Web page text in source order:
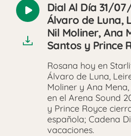
Reproducir
audio
Dial Al Día 31/
Álvaro de Luna,
Nil Moliner, Ana
Santos y Prince
Rosana hoy en
Álvaro de Luna,
Moliner y Ana
en el Arena Sound
y Prince Royce
española; Cadena
vacaciones.